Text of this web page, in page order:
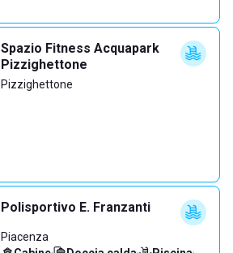
Spazio Fitness Acquapark
Pizzighettone
Pizzighettone
Polisportivo E. Franzanti
Piacenza